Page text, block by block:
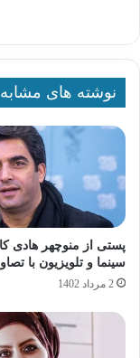
نوشته های مشابه
پستی از منوچهر هادی
سینما و تلویزیون با
2 مرداد 1402